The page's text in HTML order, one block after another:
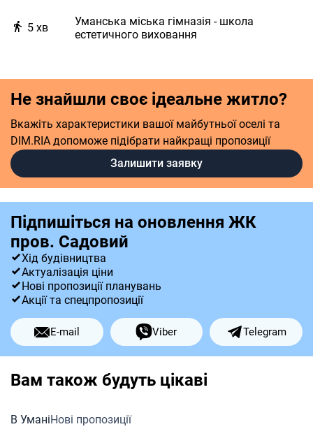
5 хв
Уманська міська гімназія - школа
естетичного виховання
Не знайшли своє ідеальне житло?
Вкажіть характеристики вашої майбутньої оселі та
DIM.RIA допоможе підібрати найкращі пропозиції
Залишити заявку
Підпишіться на оновлення ЖК
пров. Садовий
Хід будівництва
Актуалізація ціни
Нові пропозиції планувань
Акції та спецпропозиції
E-mail Viber Telegram
Вам також будуть цікаві
В УманіНові пропозиції